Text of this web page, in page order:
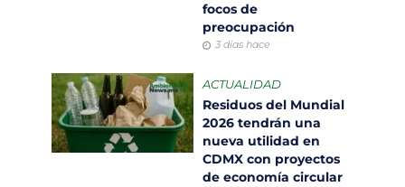
focos de
preocupación
3 días hace
ACTUALIDAD
Residuos del Mundial
2026 tendrán una
nueva utilidad en
CDMX con proyectos
de economía circular